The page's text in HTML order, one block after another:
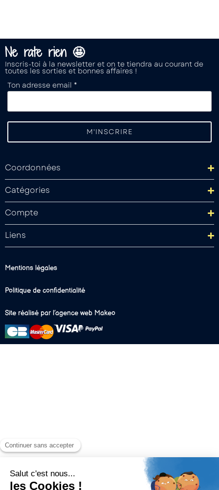
Ne rate rien 🤩
Inscris-toi à la newsletter et on te tiendra au courant de
toutes les sorties et bonnes affaires !
Ton adresse email *
Coordonnées
Catégories
Compte
Liens
Mentions légales
Politique de confidentialité
Site réalisé par l’agence web Makeo